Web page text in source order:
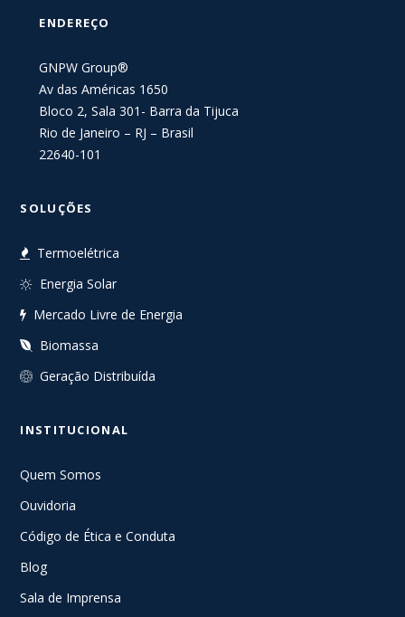
ENDEREÇO
GNPW Group®
Av das Américas 1650
Bloco 2, Sala 301- Barra da Tijuca
Rio de Janeiro – RJ – Brasil
22640-101
SOLUÇÕES
Termoelétrica
Energia Solar
Mercado Livre de Energia
Biomassa
Geração Distribuída
INSTITUCIONAL
Quem Somos
Ouvidoria
Código de Ética e Conduta
Blog
Sala de Imprensa